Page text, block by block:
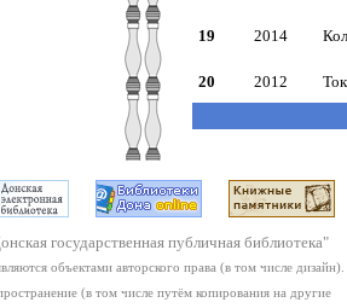
19 2014
20 2012
государственная публичная библиотека"
объектами авторского права (в том числе дизайн).
(в том числе путём копирования на другие